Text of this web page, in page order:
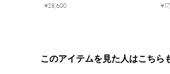
¥28,600
このアイテムを見た人はこちら